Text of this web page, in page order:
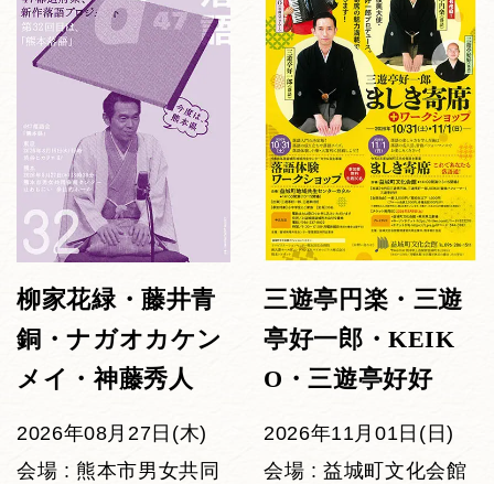
柳家花緑・藤井青
銅・ナガオカケン
メイ・神藤秀人
2026年08月27日(木)
会場 : 熊本市男女共同
三遊亭円楽・三遊
亭好一郎・KEIK
O・三遊亭好好
2026年11月01日(日)
会場 : 益城町文化会館